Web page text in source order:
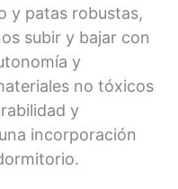
y patas robustas,
subir y bajar con
y
no tóxicos
y
incorporación